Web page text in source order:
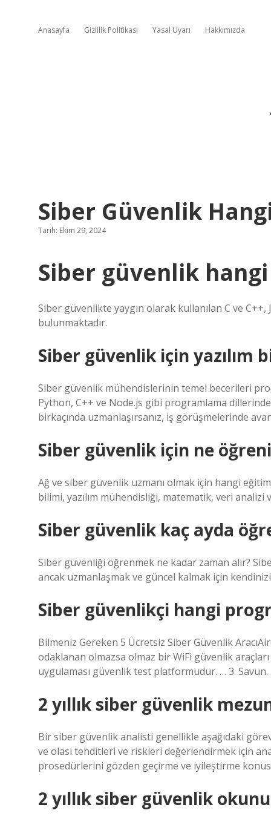
Anasayfa Gizlilik Politikası Yasal Uyarı Hakkımızda
Siber Güvenlik
Tarih: Ekim 29, 2024
Siber güvenlik
Siber güvenlikte yaygın olarak kullanılan C ve
bulunmaktadır.
Siber güvenlik için yazılım
Siber güvenlik mühendislerinin temel becerileri
Python, C++ ve Node.js gibi programlama
birkaçında uzmanlaşırsanız, iş görüşmelerinde
Siber güvenlik için ne
Ağ ve siber güvenlik uzmanı olmak için hangi
bilimi, yazılım mühendisliği, matematik, veri
Siber güvenlik kaç ayda
Siber güvenliği öğrenmek ne kadar zaman alır?
ancak uzmanlaşmak ve güncel kalmak için
Siber güvenlikçi hangi
Bilmeniz Gereken 5 Ücretsiz Siber Güvenlik
odaklanan olmazsa olmaz bir WiFi güvenlik
uygulaması güvenlik test platformudur. … 3.
2 yıllık siber güvenlik
Bir siber güvenlik analisti genellikle aşağıdaki
ve olası tehditleri ve riskleri değerlendirmek için
prosedürlerini gözden geçirme ve iyileştirme
2 yıllık siber güvenlik